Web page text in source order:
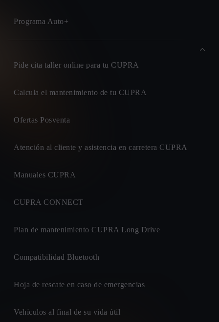
Programa Auto+
Pide cita taller online para tu CUPRA
Calcula el mantenimiento de tu CUPRA
Ofertas Posventa
Atención al cliente y asistencia en carretera CUPRA
Manuales CUPRA
CUPRA CONNECT
Plan de mantenimiento CUPRA Long Drive
Compatibilidad Bluetooth
Hoja de rescate en caso de emergencias
Vehículos al final de su vida útil